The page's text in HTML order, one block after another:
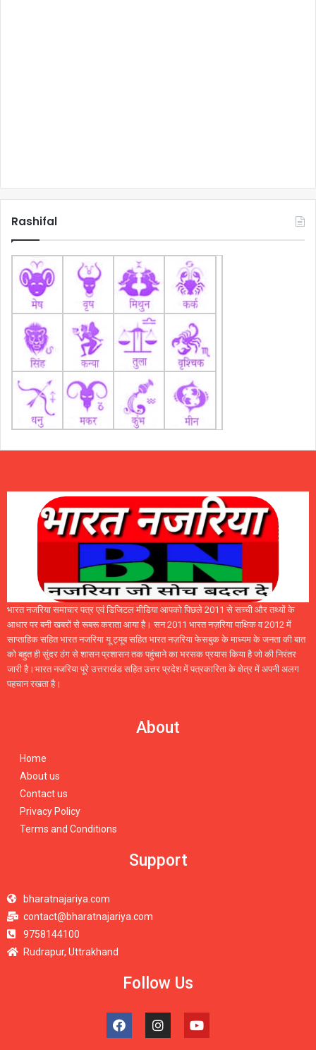
Rashifal
भारत नजरिया समाचार पत्र एवं डिजिटल मीडिया आपको पिछले 2011 से सच्ची और तथ्यों के
आधार पर बनी खबरों से रूबरू कराता आया है। सन 2011 भारत नज़रिया पाक्षिक व 2012 में
साप्ताहिक सहित भारत नजरिया यू ट्यूब सहित भारत नज़रिया फेसबुक के माध्यम के जनता की बात
को बहुत ही सुंदर ठंग से शासन प्रशासन तक पहुंचाने का भरसक प्रयास किया है जो की निरंतर
जारी है।भारत नजरिया पूरे उत्तराखंड सहित उत्तर प्रदेश में पत्रकारिता के क्षेत्र में अपनी अलग
पहचान रखता है।
About
Home
About us
Contact us
Privacy Policy
Terms and Conditions
Support
bharatnajariya.com
contact@bharatnajariya.com
9758144100
Rudrapur, Uttrakhand
Follow Us